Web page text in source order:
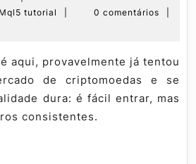
Operar
de
2026
tutorial
Equipe
tutorial
0 comentários
de criptomoedas e se
dura: é fácil entrar, mas
consistentes.